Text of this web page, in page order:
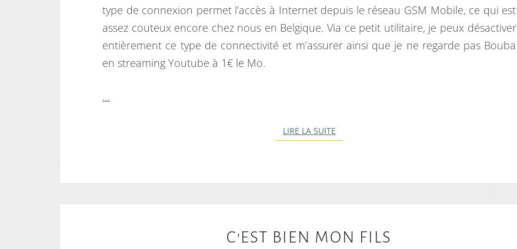
type de connexion permet l’accès à Internet depuis le réseau GSM Mobile, ce qui est
assez couteux encore chez nous en Belgique. Via ce petit utilitaire, je peux désactiver
entièrement ce type de connectivité et m’assurer ainsi que je ne regarde pas Bouba
en streaming Youtube à 1€ le Mo.
…
LIRE LA SUITE
C’EST BIEN MON FILS